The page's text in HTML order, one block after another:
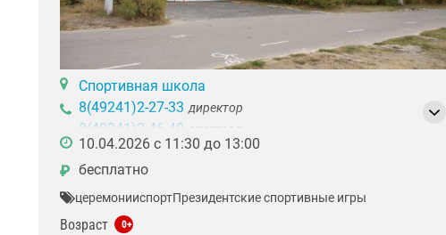
Спортивная школа
8(49241)2-27-33 директор
8(49241)2-46-40
8(49241)2-25-45 дежурный
10.04.2026 с 11:30 до 13:00
бесплатно
₽
церемонииспортПрезидентские спортивные игры
Возраст 0+